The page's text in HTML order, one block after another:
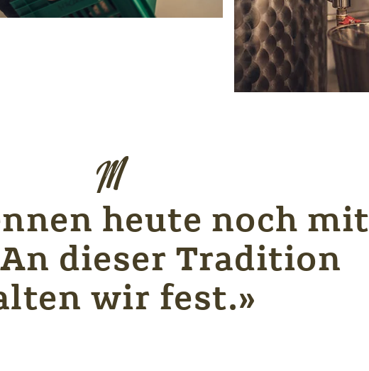
heute noch mit
dieser Tradition
wir fest.»